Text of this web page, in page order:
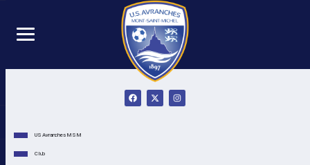
US Avranches MSM
Club